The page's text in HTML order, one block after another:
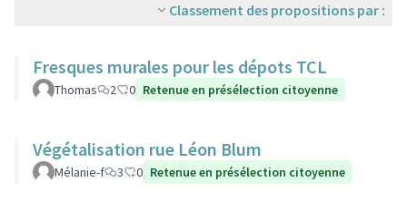
Classement des propositions par :
Fresques murales pour les dépots TCL
Thomas 2 0 Retenue en présélection citoyenne
Végétalisation rue Léon Blum
Mélanie-f 3 0 Retenue en présélection citoyenne